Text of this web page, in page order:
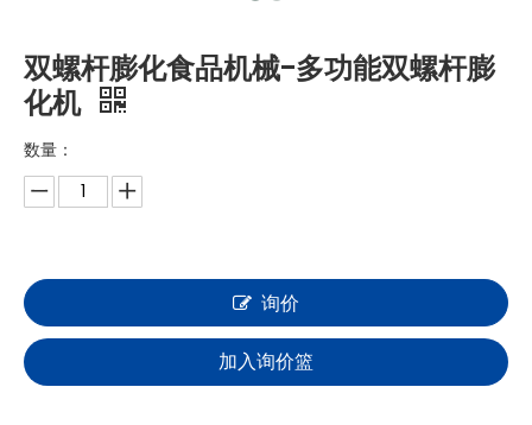
双螺杆膨化食品机械-多功能双螺杆膨
化机
数量：
询价
加入询价篮